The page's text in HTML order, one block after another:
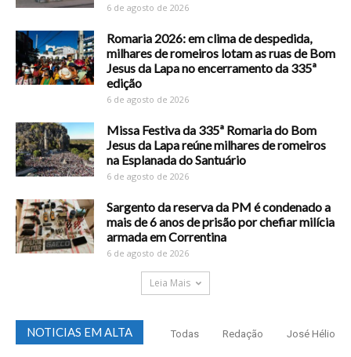
6 de agosto de 2026
Romaria 2026: em clima de despedida,
milhares de romeiros lotam as ruas de Bom
Jesus da Lapa no encerramento da 335ª
edição
6 de agosto de 2026
Missa Festiva da 335ª Romaria do Bom
Jesus da Lapa reúne milhares de romeiros
na Esplanada do Santuário
6 de agosto de 2026
Sargento da reserva da PM é condenado a
mais de 6 anos de prisão por chefiar milícia
armada em Correntina
6 de agosto de 2026
Leia Mais
NOTICIAS EM ALTA Todas Redação José Hélio